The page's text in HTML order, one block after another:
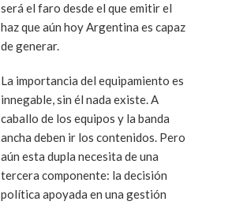
será el faro desde el que emitir el
haz que aún hoy Argentina es capaz
de generar.
La importancia del equipamiento es
innegable, sin él nada existe. A
caballo de los equipos y la banda
ancha deben ir los contenidos. Pero
aún esta dupla necesita de una
tercera componente: la decisión
política apoyada en una gestión